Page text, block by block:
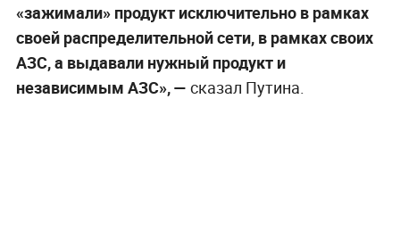
«зажимали» продукт исключительно в рамках
своей распределительной сети, в рамках своих
АЗС, а выдавали нужный продукт и
независимым АЗС», — сказал Путина.